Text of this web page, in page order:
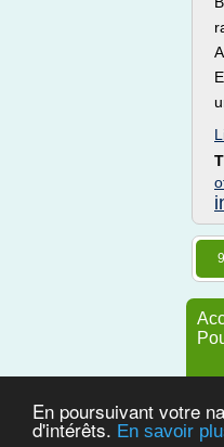
En poursuivant votre
d'intérêts. En savoir